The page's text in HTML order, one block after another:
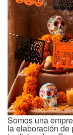
Somos una
la elaboración de